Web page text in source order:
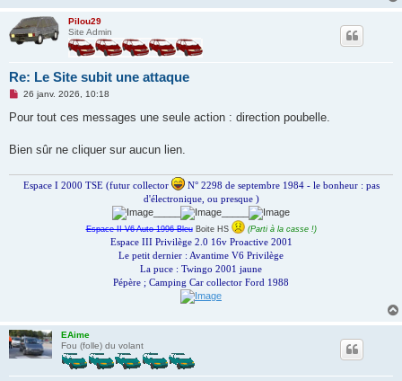
Pilou29
Site Admin
Re: Le Site subit une attaque
M
s
g
o
n
26 janv. 2026, 10:18
Pour tout ces messages une seule action : direction poubelle.
Bien sûr ne cliquer sur aucun lien.
Espace I 2000 TSE (futur collector
N° 2298 de septembre 1984 - le bonheur : pas
d'électronique, ou presque )
Espace II V6 Auto 1996 Bleu Boite HS (Parti à la casse !)
Espace III Privilège 2.0 16v Proactive 2001
Le petit dernier : Avantime V6 Privilège
La puce : Twingo 2001 jaune
Pépère ; Camping Car collector Ford 1988
EAime
Fou (folle) du volant